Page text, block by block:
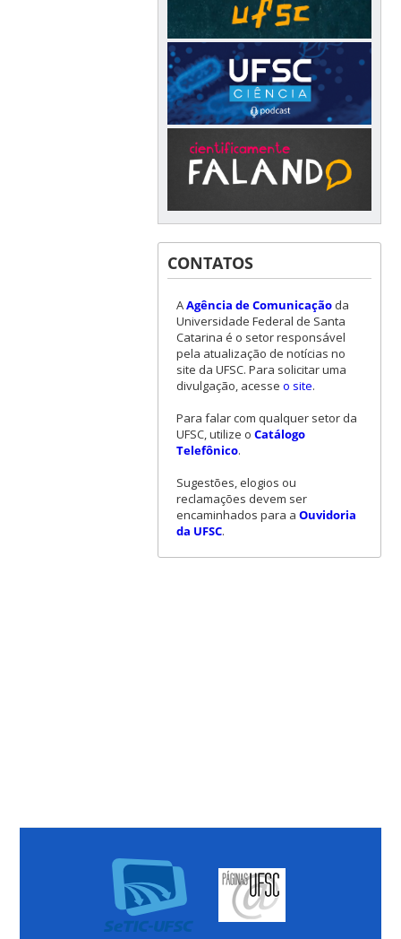
CONTATOS
AAgência de Comunicaçãoda
Universidade Federal de Santa
Catarina é o setor responsável
pela atualização de notícias no
site da UFSC. Para solicitar uma
divulgação, acesse o site.
Para falar com qualquer setor da
UFSC, utilize o Catálogo
Telefônico.
Sugestões, elogios ou
reclamações devem ser
encaminhados para a Ouvidoria
da UFSC.